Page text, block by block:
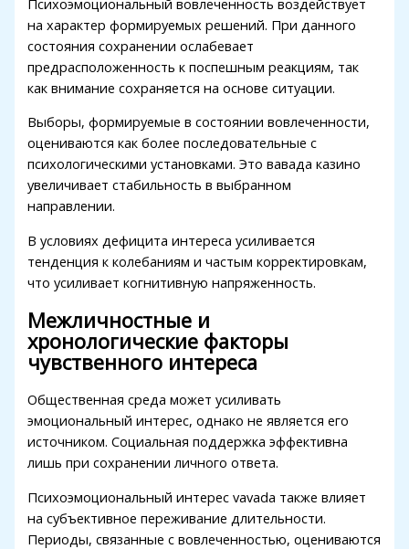
Hacklink Panel
Hacklink Panel
Hacklink Panel
Hacklink Panel
Hacklink Panel
Hacklink Panel
Hacklink panel
Hacklink panel
Hacklink panel
Hacklink giriş
vdcasino
vdcasino
free youtube mp3 downloader
porno
на характер формируемых решений. При данного
состояния сохранении ослабевает
предрасположенность к поспешным реакциям, так
как внимание сохраняется на основе ситуации.
Выборы, формируемые в состоянии вовлеченности,
оцениваются как более последовательные с
психологическими установками. Это вавада казино
увеличивает стабильность в выбранном
направлении.
В условиях дефицита интереса усиливается
тенденция к колебаниям и частым корректировкам,
что усиливает когнитивную напряженность.
Межличностные и
хронологические факторы
чувственного интереса
Общественная среда может усиливать
эмоциональный интерес, однако не является его
источником. Социальная поддержка эффективна
лишь при сохранении личного ответа.
Психоэмоциональный интерес vavada также влияет
на субъективное переживание длительности.
Периоды, связанные с вовлеченностью, оцениваются